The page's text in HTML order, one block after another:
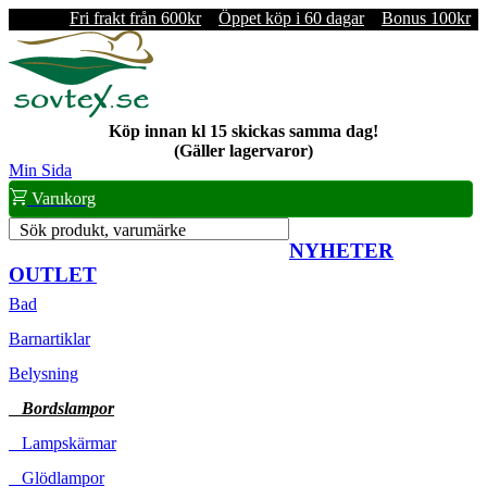
Fri frakt från 600kr Öppet köp i 60 dagar Bonus 100kr
Köp innan kl 15 skickas samma dag!
(Gäller lagervaror)
Min Sida
Varukorg
Sök produkt, varumärke
NYHETER
OUTLET
Bad
Barnartiklar
Belysning
Bordslampor
Lampskärmar
Glödlampor